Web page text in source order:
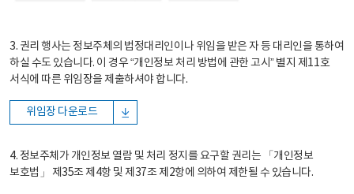
3. 권리 행사는 정보주체의 법정대리인이나 위임을 받은 자 등 대리인을 통하여
하실 수도 있습니다. 이 경우 “개인정보 처리 방법에 관한 고시” 별지 제11호
서식에 따른 위임장을 제출하셔야 합니다.
위임장 다운로드
4. 정보주체가 개인정보 열람 및 처리 정지를 요구할 권리는 「개인정보
보호법」 제35조 제4항 및 제37조 제2항에 의하여 제한될 수 있습니다.